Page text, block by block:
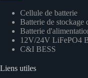
Cellule de batterie
Batterie de stockage
Batterie
12V/24V LiFePO4
C&I BESS
Liens utiles